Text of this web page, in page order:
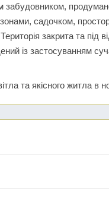
забудовником,
садочком,
закрита та під
із застосуванням
та якісного житла в